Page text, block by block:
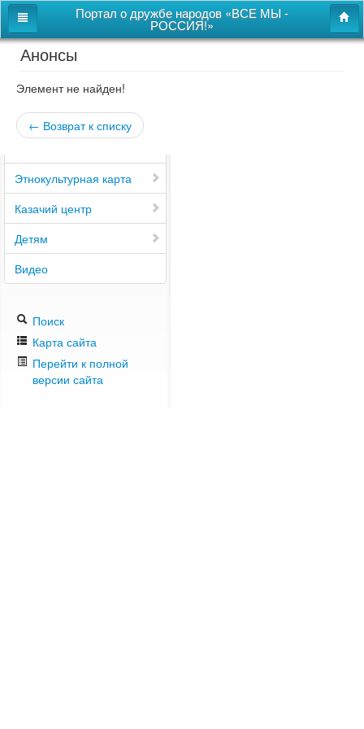
Портал о дружбе народов «ВСЕ МЫ -
РОССИЯ!»
Главная
Дом дружбы народов
Новости
Этнокультурная карта
Казачий центр
Детям
Видео
Поиск
Карта сайта
Перейти к полной
версии сайта
Анонсы
Элемент не найден!
← Возврат к списку